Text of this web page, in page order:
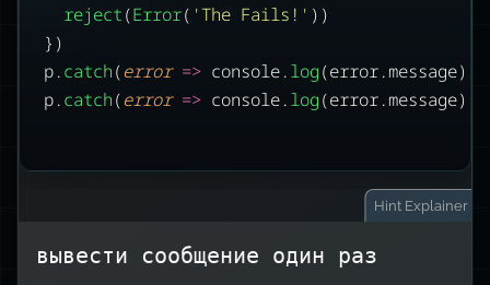
reject(Error( 'The Fails! ' ))
})
p.catch( error => console.log(error.message))
p.catch( error => console.log(error.message))
Hint Explainer
вывести сообщение один раз